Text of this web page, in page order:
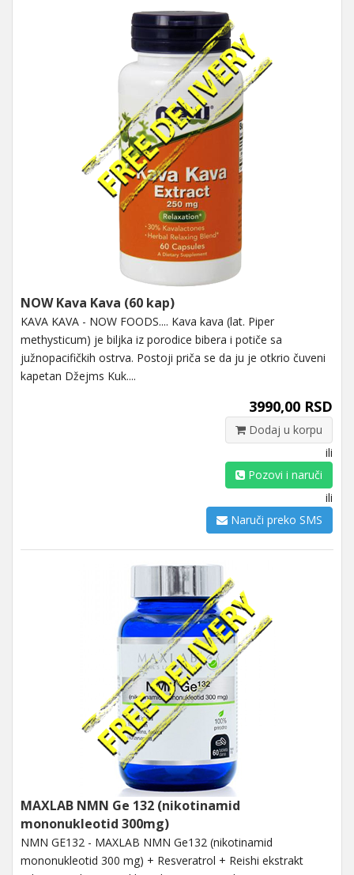
NOW Kava Kava (60 kap)
KAVA KAVA - NOW FOODS.... Kava kava (lat. Piper
methysticum) je biljka iz porodice bibera i potiče sa
južnopacifičkih ostrva. Postoji priča se da ju je otkrio čuveni
kapetan Džejms Kuk....
3990,00 RSD
Dodaj u korpu
ili
Pozovi i naruči
ili
Naruči preko SMS
MAXLAB NMN Ge 132 (nikotinamid
mononukleotid 300mg)
NMN GE132 - MAXLAB NMN Ge132 (nikotinamid
mononukleotid 300 mg) + Resveratrol + Reishi ekstrakt